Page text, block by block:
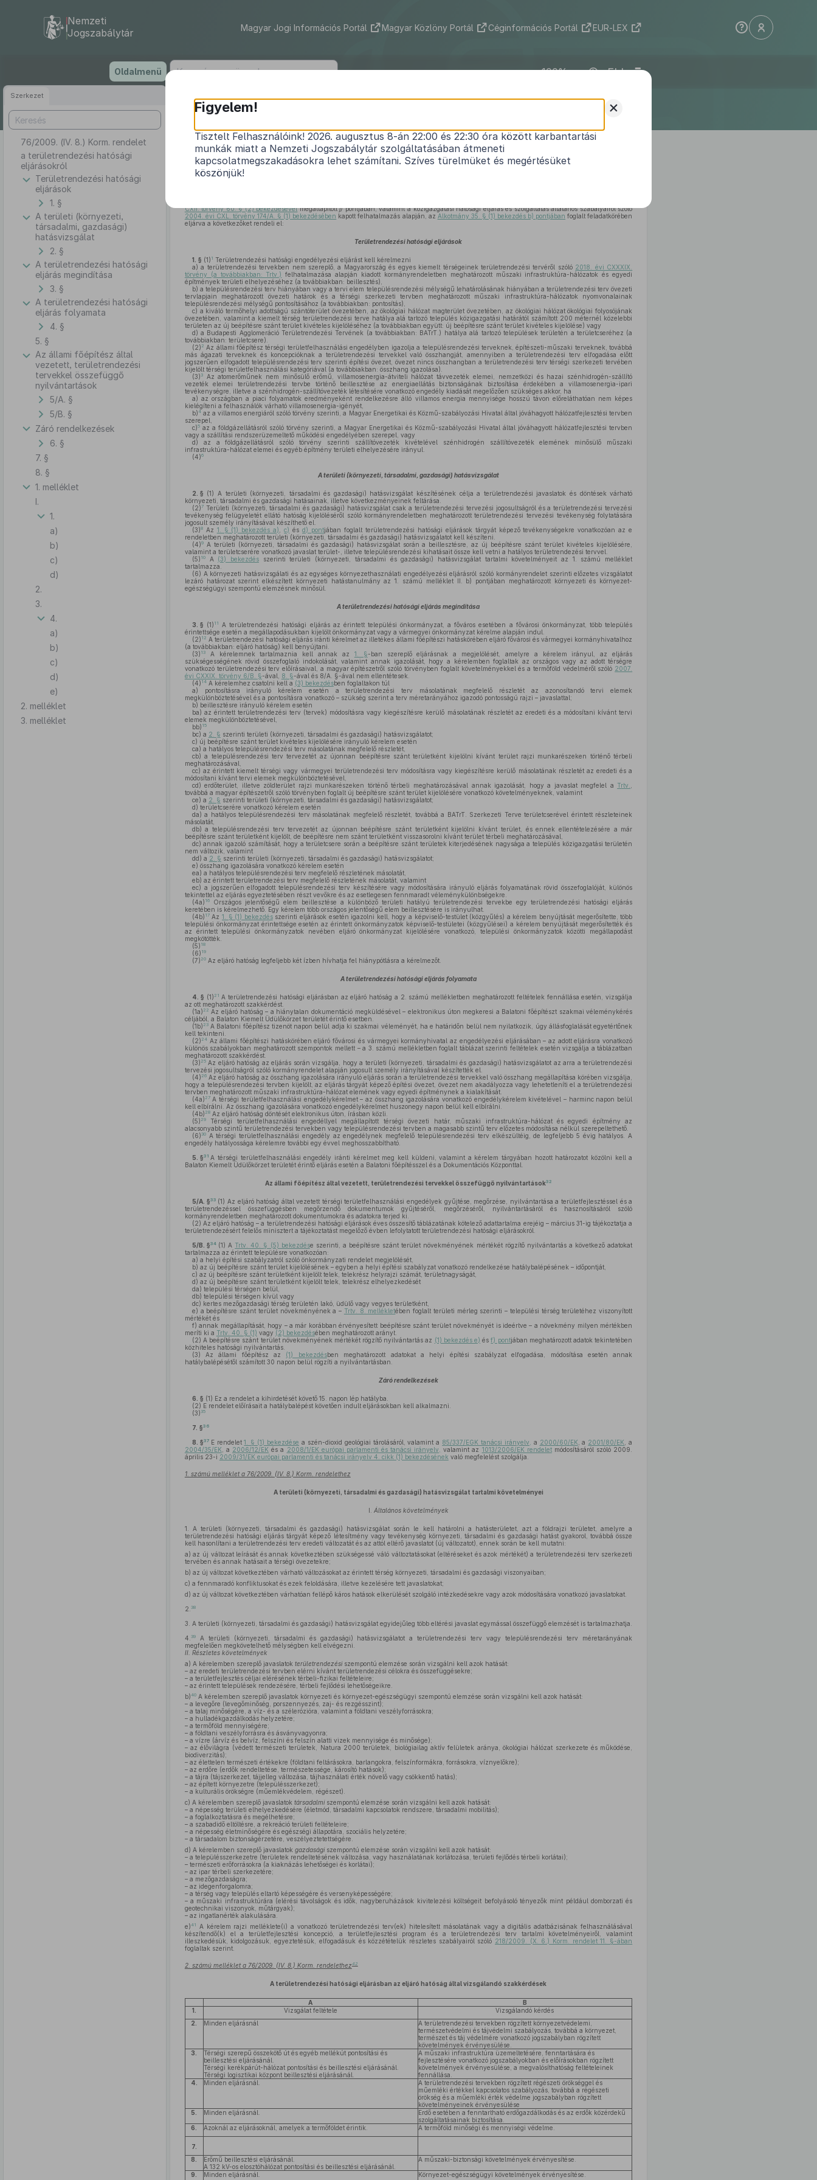
tartalomra
Nemzeti
Jogszabálytár
Magyar Jogi Információs Portál Magyar Közlöny Portál Céginformációs Portál EUR-LEX
Oldalmenü ELI
Szerkezet
76/2009. (IV. 8.) Korm. rendelet
a területrendezési hatósági
eljárásokról
Területrendezési hatósági
eljárások
1. §
A területi (környezeti,
társadalmi, gazdasági)
hatásvizsgálat
2. §
A területrendezési hatósági
eljárás megindítása
3. §
A területrendezési hatósági
eljárás folyamata
4. §
5. §
Az állami főépítész által
vezetett, területrendezési
tervekkel összefüggő
nyilvántartások
5/A. §
5/B. §
Záró rendelkezések
6. §
7. §
8. §
1. melléklet
I.
1.
a)
b)
c)
d)
2.
3.
4.
a)
b)
c)
d)
e)
2. melléklet
3. melléklet
76/2009. (IV. 8.) Korm. rendelet
a területrendezési hatósági eljárásokról
Hatályos: 2026. 01. 01. –
CXII. törvény 60. § (2) bekezdésévelmegállapítottj)pontjában, valamint a közigazgatási hatósági eljárás és szolgáltatás általános szabályairól szóló
2004. évi CXL. törvény 174/A. § (1) bekezdésében kapott felhatalmazás alapján, az Alkotmány 35. § (1) bekezdés b) pontjában foglalt feladatkörében
eljárva a következőket rendeli el:
Területrendezési hatósági eljárások
1. § (1) 1 Területrendezési hatósági engedélyezési eljárást kell kérelmezni
a) a területrendezési tervekben nem szereplő, a Magyarország és egyes kiemelt térségeinek területrendezési tervéről szóló 2018. évi CXXXIX.
törvény (a továbbiakban: Trtv.) felhatalmazása alapján kiadott kormányrendeletben meghatározott műszaki infrastruktúra-hálózatok és egyedi
építmények területi elhelyezéséhez (a továbbiakban: beillesztés),
b) a településrendezési terv hiányában vagy a tervi elem településrendezési mélységű lehatárolásának hiányában a területrendezési terv övezeti
tervlapjain meghatározott övezeti határok és a térségi szerkezeti tervben meghatározott műszaki infrastruktúra-hálózatok nyomvonalainak
településrendezési mélységű pontosításához (a továbbiakban: pontosítás),
c) a kiváló termőhelyi adottságú szántóterület övezetében, az ökológiai hálózat magterület övezetében, az ökológiai hálózat ökológiai folyosójának
övezetében, valamint a kiemelt térség területrendezési terve hatálya alá tartozó település közigazgatási határától számított 200 méternél közelebbi
területen az új beépítésre szánt terület kivételes kijelöléséhez (a továbbiakban együtt: új beépítésre szánt terület kivételes kijelölése) vagy
d) a Budapesti Agglomeráció Területrendezési Tervének (a továbbiakban: BATrT.) hatálya alá tartozó települések területén a területcseréhez (a
továbbiakban: területcsere).
(2) 2 Az állami főépítész térségi területfelhasználási engedélyben igazolja a településrendezési terveknek, építészeti-műszaki terveknek, továbbá
más ágazati terveknek és koncepcióknak a területrendezési tervekkel való összhangját, amennyiben a területrendezési terv elfogadása előtt
jogszerűen elfogadott településrendezési terv szerinti építési övezet, övezet nincs összhangban a területrendezési terv térségi szerkezeti tervében
kijelölt térségi területfelhasználási kategóriával (a továbbiakban: összhang igazolása).
(3) 3Az atomerőműnek nem minősülő erőmű, villamosenergia-átviteli hálózat távvezeték elemei, nemzetközi és hazai szénhidrogén-szállító
vezeték elemei területrendezési tervbe történő beillesztése az energiaellátás biztonságának biztosítása érdekében a villamosenergia-ipari
tevékenységre, illetve a szénhidrogén-szállítóvezeték létesítésére vonatkozó engedély kiadását megelőzően szükséges akkor, ha
a) az országban a piaci folyamatok eredményeként rendelkezésre álló villamos energia mennyisége hosszú távon előreláthatóan nem képes
kielégíteni a felhasználók várható villamosenergia-igényét,
b)4az a villamos energiáról szóló törvény szerinti, a Magyar Energetikai és Közmű-szabályozási Hivatal által jóváhagyott hálózatfejlesztési tervben
szerepel,
c)5az a földgázellátásról szóló törvény szerinti, a Magyar Energetikai és Közmű-szabályozási Hivatal által jóváhagyott hálózatfejlesztési tervben
vagy a szállítási rendszerüzemeltető működési engedélyében szerepel, vagy
d) az a földgázellátásról szóló törvény szerinti szállítóvezeték kivételével szénhidrogén szállítóvezeték elemének minősülő műszaki
infrastruktúra-hálózat elemei és egyéb építmény területi elhelyezésére irányul.
(4)6
A területi (környezeti, társadalmi, gazdasági) hatásvizsgálat
2. § (1) A területi (környezeti, társadalmi és gazdasági) hatásvizsgálat készítésének célja a területrendezési javaslatok és döntések várható
környezeti, társadalmi és gazdasági hatásainak, illetve következményeinek feltárása.
(2)7Területi (környezeti, társadalmi és gazdasági) hatásvizsgálat csak a területrendezési tervezési jogosultságról és a területrendezési tervezési
tevékenység felügyeletét ellátó hatóság kijelöléséről szóló kormányrendeletben meghatározott területrendezési tervezési tevékenység folytatására
jogosult személy irányításával készíthető el.
(3)8Az 1. § (1) bekezdés a) ,c) ésd) pontjában foglalt területrendezési hatósági eljárások tárgyát képező tevékenységekre vonatkozóan az e
rendeletben meghatározott területi (környezeti, társadalmi és gazdasági) hatásvizsgálatot kell készíteni.
(4)9A területi (környezeti, társadalmi és gazdasági) hatásvizsgálat során a beillesztésre, az új beépítésre szánt terület kivételes kijelölésére,
valamint a területcserére vonatkozó javaslat terület-, illetve településrendezési kihatásait össze kell vetni a hatályos területrendezési tervvel.
(5) 10A (3) bekezdésszerinti területi (környezeti, társadalmi és gazdasági) hatásvizsgálat tartalmi követelményeit az 1. számú melléklet
tartalmazza.
(6) A környezeti hatásvizsgálati és az egységes környezethasználati engedélyezési eljárásról szóló kormányrendelet szerinti előzetes vizsgálatot
lezáró határozat szerint elkészített környezeti hatástanulmány az 1. számú melléklet II. b) pontjában meghatározott környezeti és környezet-
egészségügyi szempontú elemzésnek minősül.
A területrendezési hatósági eljárás megindítása
3. § (1) 11
A területrendezési hatósági eljárás az érintett települési önkormányzat, a főváros esetében a fővárosi önkormányzat, több település
érintettsége esetén a megállapodásukban kijelölt önkormányzat vagy a vármegyei önkormányzat kérelme alapján indul.
(2) 12 A területrendezési hatósági eljárás iránti kérelmet az illetékes állami főépítészi hatáskörében eljáró fővárosi és vármegyei kormányhivatalhoz
(a továbbiakban: eljáró hatóság) kell benyújtani.
(3) 13A kérelemnek tartalmaznia kell annak az 1. §-ban szereplő eljárásnak a megjelölését, amelyre a kérelem irányul, az eljárás
szükségességének rövid összefoglaló indokolását, valamint annak igazolását, hogy a kérelemben foglaltak az országos vagy az adott térségre
vonatkozó területrendezési terv előírásaival, a magyar építészetről szóló törvényben foglalt követelményekkel és a termőföld védelméről szóló 2007.
évi CXXIX. törvény 6/B. §-ával, 8. §-ával és 8/A. §-ával nem ellentétesek.
(4) 14A kérelemhez csatolni kell a (3) bekezdésben foglaltakon túl
a) pontosításra irányuló kérelem esetén a területrendezési terv másolatának megfelelő részletét az azonosítandó tervi elemek
megkülönböztetésével és a pontosításra vonatkozó – szükség szerint a terv méretarányához igazodó pontosságú rajzi – javaslattal;
b) beillesztésre irányuló kérelem esetén
ba) az érintett területrendezési terv (tervek) módosításra vagy kiegészítésre kerülő másolatának részletét az eredeti és a módosítani kívánt tervi
elemek megkülönböztetésével,
bb) 15
bc) a 2. § szerinti területi (környezeti, társadalmi és gazdasági) hatásvizsgálatot;
c) új beépítésre szánt terület kivételes kijelölésére irányuló kérelem esetén
ca) a hatályos településrendezési terv másolatának megfelelő részletét,
cb) a településrendezési terv tervezetét az újonnan beépítésre szánt területként kijelölni kívánt terület rajzi munkarészeken történő térbeli
meghatározásával,
cc) az érintett kiemelt térségi vagy vármegyei területrendezési terv módosításra vagy kiegészítésre kerülő másolatának részletét az eredeti és a
módosítani kívánt tervi elemek megkülönböztetésével,
cd) erdőterület, illetve zöldterület rajzi munkarészeken történő térbeli meghatározásával annak igazolását, hogy a javaslat megfelel a Trtv.
továbbá a magyar építészetről szóló törvényben foglalt új beépítésre szánt terület kijelölésére vonatkozó követelményeknek, valamint
ce) a 2. § szerinti területi (környezeti, társadalmi és gazdasági) hatásvizsgálatot;
d) területcserére vonatkozó kérelem esetén
da) a hatályos településrendezési terv másolatának megfelelő részletét, továbbá a BATrT. Szerkezeti Terve területcserével érintett részleteinek
másolatát,
db) a településrendezési terv tervezetét az újonnan beépítésre szánt területként kijelölni kívánt terület, és ennek ellentételezésére a már
beépítésre szánt területként kijelölt, de beépítésre nem szánt területként visszasorolni kívánt terület térbeli meghatározásával,
dc) annak igazoló számítását, hogy a területcsere során a beépítésre szánt területek kiterjedésének nagysága a település közigazgatási területén
nem változik, valamint
dd) a 2. § szerinti területi (környezeti, társadalmi és gazdasági) hatásvizsgálatot;
e) összhang igazolására vonatkozó kérelem esetén
ea) a hatályos településrendezési terv megfelelő részletének másolatát,
eb) az érintett területrendezési terv megfelelő részletének másolatát, valamint
ec) a jogszerűen elfogadott településrendezési terv készítésére vagy módosítására irányuló eljárás folyamatának rövid összefoglalóját, különös
tekintettel az eljárás egyeztetésében részt vevőkre és az esetlegesen fennmaradt véleménykülönbségekre.
(4a) 16Országos jelentőségű elem beillesztése a különböző területi hatályú területrendezési tervekbe egy területrendezési hatósági eljárás
keretében is kérelmezhető. Egy kérelem több országos jelentőségű elem beillesztésére is irányulhat.
(4b) 17Az 1. § (1) bekezdésszerinti eljárások esetén igazolni kell, hogy a képviselő-testület (közgyűlés) a kérelem benyújtását megerősítette, több
települési önkormányzat érintettsége esetén az érintett önkormányzatok képviselő-testületei (közgyűlései) a kérelem benyújtását megerősítették és
az érintett települési önkormányzatok nevében eljáró önkormányzat kijelölésére vonatkozó, települési önkormányzatok közötti megállapodást
megkötötték.
(5) 18
(6) 19
(7) 20Az eljáró hatóság legfeljebb két ízben hívhatja fel hiánypótlásra a kérelmezőt.
A területrendezési hatósági eljárás folyamata
4. § (1) 21 A területrendezési hatósági eljárásban az eljáró hatóság a 2. számú mellékletben meghatározott feltételek fennállása esetén, vizsgálja
az ott meghatározott szakkérdést.
(1a) 22 Az eljáró hatóság – a hiánytalan dokumentáció megküldésével – elektronikus úton megkeresi a Balatoni főépítészt szakmai véleménykérés
céljából, a Balaton Kiemelt Üdülőkörzet területét érintő esetben.
(1b) 23A Balatoni főépítész tizenöt napon belül adja ki szakmai véleményét, ha e határidőn belül nem nyilatkozik, úgy állásfoglalását egyetértőnek
kell tekinteni.
(2) 24Az állami főépítészi hatáskörében eljáró fővárosi és vármegyei kormányhivatal az engedélyezési eljárásában – az adott eljárásra vonatkozó
különös szabályokban meghatározott szempontok mellett – a 3. számú mellékletben foglalt táblázat szerinti feltételek esetén vizsgálja a táblázatban
meghatározott szakkérdést.
(3) 25Az eljáró hatóság az eljárás során vizsgálja, hogy a területi (környezeti, társadalmi és gazdasági) hatásvizsgálatot az arra a területrendezési
tervezési jogosultságról szóló kormányrendelet alapján jogosult személy irányításával készítették el.
(4) 26Az eljáró hatóság az összhang igazolására irányuló eljárás során a területrendezési tervekkel való összhang megállapítása körében vizsgálja,
hogy a településrendezési tervben kijelölt, az eljárás tárgyát képező építési övezet, övezet nem akadályozza vagy lehetetleníti el a területrendezési
tervben meghatározott műszaki infrastruktúra-hálózat elemének vagy egyedi építménynek a kialakítását.
(4a) 27A térségi területfelhasználási engedélykérelmet – az összhang igazolására vonatkozó engedélykérelem kivételével – harminc napon belül
kell elbírálni. Az összhang igazolására vonatkozó engedélykérelmet huszonegy napon belül kell elbírálni.
(4b) 28Az eljáró hatóság döntését elektronikus úton, írásban közli.
(5) 29Térségi területfelhasználási engedéllyel megállapított térségi övezeti határ, műszaki infrastruktúra-hálózat és egyedi építmény az
alacsonyabb szintű területrendezési tervekben vagy településrendezési tervben a magasabb szintű terv előzetes módosítása nélkül szerepeltethető.
(6) 30A térségi területfelhasználási engedély az engedélynek megfelelő településrendezési terv elkészültéig, de legfeljebb 5 évig hatályos. A
engedély hatályossága kérelemre további egy évvel meghosszabbítható.
5. §31 A térségi területfelhasználási engedély iránti kérelmet meg kell küldeni, valamint a kérelem tárgyában hozott határozatot közölni kell a
Balaton Kiemelt Üdülőkörzet területét érintő eljárás esetén a Balatoni főépítésszel és a Dokumentációs Központtal.
Az állami főépítész által vezetett, területrendezési tervekkel összefüggő nyilvántartások32
5/A. §33 (1) Az eljáró hatóság által vezetett térségi területfelhasználási engedélyek gyűjtése, megőrzése, nyilvántartása a területfejlesztéssel és a
területrendezéssel összefüggésben megőrzendő dokumentumok gyűjtéséről, megőrzéséről, nyilvántartásáról és hasznosításáról szóló
kormányrendeletben meghatározott dokumentumokra és adatokra terjed ki.
(2) Az eljáró hatóság – a területrendezési hatósági eljárások éves összesítő táblázatának kötelező adattartalma erejéig – március 31-ig tájékoztatja a
területrendezésért felelős minisztert a tájékoztatást megelőző évben lefolytatott területrendezési hatósági eljárásokról.
5/B. §34 (1) A Trtv. 40. § (5) bekezdése szerinti, a beépítésre szánt terület növekményének mértékét rögzítő nyilvántartás a következő adatokat
tartalmazza az érintett településre vonatkozóan:
a) a helyi építési szabályzatról szóló önkormányzati rendelet megjelölését,
b) az új beépítésre szánt terület kijelölésének – egyben a helyi építési szabályzat vonatkozó rendelkezése hatálybalépésének – időpontját,
c) az új beépítésre szánt területként kijelölt telek, telekrész helyrajzi számát, területnagyságát,
d) az új beépítésre szánt területként kijelölt telek, telekrész elhelyezkedését
da) települési térségen belül,
db) települési térségen kívül vagy
dc) kertes mezőgazdasági térség területén lakó, üdülő vagy vegyes területként,
e) a beépítésre szánt terület növekményének a – Trtv. 8. mellékletében foglalt területi mérleg szerinti – települési térség területéhez viszonyított
mértékét és
f) annak megállapítását, hogy – a már korábban érvényesített beépítésre szánt terület növekményét is ideértve – a növekmény milyen mértékben
meríti ki a Trtv. 40. § (1) vagy (2) bekezdésében meghatározott arányt.
(2) A beépítésre szánt terület növekményének mértékét rögzítő nyilvántartás az (1) bekezdés e) ésf) pontjában meghatározott adatok tekintetében
közhiteles hatósági nyilvántartás.
(3) Az állami főépítész az (1) bekezdésben meghatározott adatokat a helyi építési szabályzat elfogadása, módosítása esetén annak
hatálybalépésétől számított 30 napon belül rögzíti a nyilvántartásban.
Záró rendelkezések
6. § (1) Ez a rendelet a kihirdetését követő 15. napon lép hatályba.
(2) E rendelet előírásait a hatálybalépést követően indult eljárásokban kell alkalmazni.
(3) 35
7. §36
8. §37 E rendelet1. § (1) bekezdése a szén-dioxid geológiai tárolásáról, valamint a 85/337/EGK tanácsi irányelv, a 2000/60/EK , a 2001/80/EK
, a
2004/35/EK , a 2006/12/EK és a 2008/1/EK európai parlamenti és tanácsi irányelv, valamint az 1013/2006/EK rendeletmódosításáról szóló 2009.
április 23-i 2009/31/EK európai parlamenti és tanácsi irányelv 4. cikk (1) bekezdésének való megfelelést szolgálja.
1. számú melléklet a 76/2009. (IV. 8.) Korm. rendelethez
A területi (környezeti, társadalmi és gazdasági) hatásvizsgálat tartalmi követelményei
I. Általános követelmények
1.
A területi (környezeti, társadalmi és gazdasági) hatásvizsgálat során le kell határolni a hatásterületet, azt a földrajzi területet, amelyre a
területrendezési hatósági eljárás tárgyát képező létesítmény vagy tevékenység környezeti, társadalmi és gazdasági hatást gyakorol, továbbá össze
kell hasonlítani a területrendezési terv eredeti változatát és az attól eltérő javaslatot (új változatot), ennek során be kell mutatni:
a) az új változat leírását és annak következtében szükségessé váló változtatásokat (eltéréseket és azok mértékét) a területrendezési terv szerkezeti
tervében és annak hatásait a térségi övezetekre;
b) az új változat következtében várható változásokat az érintett térség környezeti, társadalmi és gazdasági viszonyaiban;
c) a fennmaradó konfliktusokat és ezek feloldására, illetve kezelésére tett javaslatokat;
d) az új változat következtében várhatóan fellépő káros hatások elkerülését szolgáló intézkedésekre vagy azok módosítására vonatkozó javaslatokat.
2. 38
3. A területi (környezeti, társadalmi és gazdasági) hatásvizsgálat egyidejűleg több eltérési javaslat egymással összefüggő elemzését is tartalmazhatja.
4. 39A területi (környezeti, társadalmi és gazdasági) hatásvizsgálatot a területrendezési terv vagy településrendezési terv méretarányának
megfelelően megkövetelhető mélységben kell elvégezni.
II. Részletes követelmények
a) A kérelemben szereplő javaslatok területrendezésiszempontú elemzése során vizsgálni kell azok hatását:
– az eredeti területrendezési tervben elérni kívánt területrendezési célokra és összefüggésekre;
– a területfejlesztés céljai elérésének térbeli-fizikai feltételeire;
– az érintett települések rendezésére, térbeli fejlődési lehetőségeikre.
b)40A kérelemben szereplő javaslatok környezeti és környezet-egészségügyi szempontú elemzése során vizsgálni kell azok hatását:
– a levegőre (levegőminőség, porszennyezés, zaj- és rezgésszint);
– a talaj minőségére, a víz- és a szélerózióra, valamint a földtani veszélyforrásokra;
– a hulladékgazdálkodás helyzetére;
– a termőföld mennyiségére;
– a földtani veszélyforrásra és ásványvagyonra;
– a vízre (árvíz és belvíz, felszíni és felszín alatti vizek mennyisége és minősége);
– az élővilágra (védett természeti területek, Natura 2000 területek, biológiailag aktív felületek aránya, ökológiai hálózat szerkezete és működése,
biodiverzitás);
– az élettelen természeti értékekre (földtani feltárásokra, barlangokra, felszínformákra, forrásokra, víznyelőkre);
– az erdőre (erdők rendeltetése, természetessége, károsító hatások);
– a tájra (tájszerkezet, tájjelleg változása, tájhasználati érték növelő vagy csökkentő hatás);
– az épített környezetre (településszerkezet);
– a kulturális örökségre (műemlékvédelem, régészet).
c) A kérelemben szereplő javaslatok társadalmiszempontú elemzése során vizsgálni kell azok hatását:
– a népesség területi elhelyezkedésére (életmód, társadalmi kapcsolatok rendszere, társadalmi mobilitás);
– a foglalkoztatásra és megélhetésre;
– a szabadidő eltöltésre, a rekreáció területi feltételeire;
– a népesség életminőségére és egészségi állapotára, szociális helyzetére;
– a társadalom biztonságérzetére, veszélyeztetettségére.
d) A kérelemben szereplő javaslatok gazdaságiszempontú elemzése során vizsgálni kell azok hatását:
– a településszerkezetre (területek rendeltetésének változása, vagy használatának korlátozása, területi fejlődés térbeli korlátai);
– természeti erőforrásokra (a kiaknázás lehetőségei és korlátai);
– az ipar térbeli szerkezetére;
– a mezőgazdaságra;
– az idegenforgalomra;
– a térség vagy település eltartó képességére és versenyképességére;
– a műszaki infrastruktúrára (elérési távolságok és idők, nagyberuházások kivitelezési költségeit befolyásoló tényezők mint például domborzati és
geotechnikai viszonyok, műtárgyak);
– az ingatlanérték alakulására.
e)41
A kérelem rajzi melléklete(i) a vonatkozó területrendezési terv(ek) hitelesített másolatának vagy a digitális adatbázisának felhasználásával
készítendő(k) el a területfejlesztési koncepció, a területfejlesztési program és a területrendezési terv tartalmi követelményeiről, valamint
illeszkedésük, kidolgozásuk, egyeztetésük, elfogadásuk és közzétételük részletes szabályairól szóló 218/2009. (X. 6.) Korm. rendelet 11. §-ában
foglaltak szerint.
2. számú melléklet a 76/2009. (IV. 8.) Korm. rendelethez42
A területrendezési hatósági eljárásban az eljáró hatóság által vizsgálandó szakkérdések
A
B
1.
Vizsgálat feltétele
Vizsgálandó kérdés
2.
Minden eljárásnál
A területrendezési tervekben rögzített környezetvédelemi,
természetvédelmi és tájvédelmi szabályozás, továbbá a környezet,
természet és táj védelmére vonatkozó jogszabályban rögzített
követelmények érvényesülése.
3.
Térségi szerepű összekötő út és egyéb mellékút pontosítási és
beillesztési eljárásánál.
Térségi kerékpárút-hálózat pontosítási és beillesztési eljárásánál.
Térségi logisztikai központ beillesztési eljárásánál.
A műszaki infrastruktúra üzemeltetésére, fenntartására és
fejlesztésére vonatkozó jogszabályokban és előírásokban rögzített
követelmények érvényesülése, a megvalósíthatóság feltételeinek
fennállása.
4.
Minden eljárásnál.
A területrendezési tervekben rögzített régészeti örökséggel és
műemléki értékkel kapcsolatos szabályozás, továbbá a régészeti
örökség és a műemléki érték védelme jogszabályban rögzített
követelményeinek érvényesülése
5.
Minden eljárásnál.
Erdő esetében a fenntartható erdőgazdálkodás és az erdők közérdekű
szolgáltatásainak biztosítása.
6.
Azoknál az eljárásoknál, amelyek a termőföldet érintik. A termőföld minőségi és mennyiségi védelme.
7.
8.
Erőmű beillesztési eljárásánál.
A 132 kV-os elosztóhálózat pontosítási és beillesztési eljárásánál.
A műszaki-biztonsági követelmények érvényesítése.
9. Minden eljárásnál. Környezet-egészségügyi követelmények érvényesítése.
+
Figyelem!
Tisztelt Felhasználóink! 2026. augusztus 8-án 22:00 és 22:30 óra között karbantartási
munkák miatt a Nemzeti Jogszabálytár szolgáltatásában átmeneti
kapcsolatmegszakadásokra lehet számítani. Szíves türelmüket és megértésüket
köszönjük!